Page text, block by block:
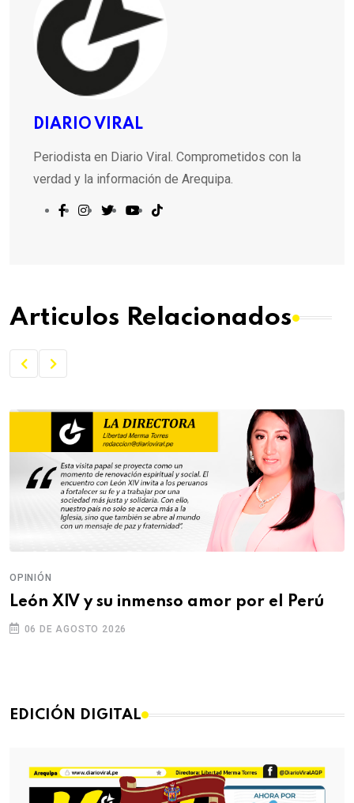
DIARIO VIRAL
Periodista en Diario Viral. Comprometidos con la
verdad y la información de Arequipa.
Articulos Relacionados
OPINIÓN
León XIV y su inmenso amor por el Perú
06 DE AGOSTO 2026
EDICIÓN DIGITAL